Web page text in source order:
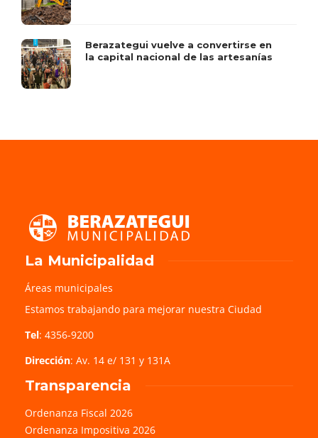
Berazategui vuelve a convertirse en
la capital nacional de las artesanías
La Municipalidad
Áreas municipales
Estamos trabajando para mejorar nuestra Ciudad
Tel: 4356-9200
Dirección: Av. 14 e/ 131 y 131A
Transparencia
Ordenanza Fiscal 2026
Ordenanza Impositiva 2026